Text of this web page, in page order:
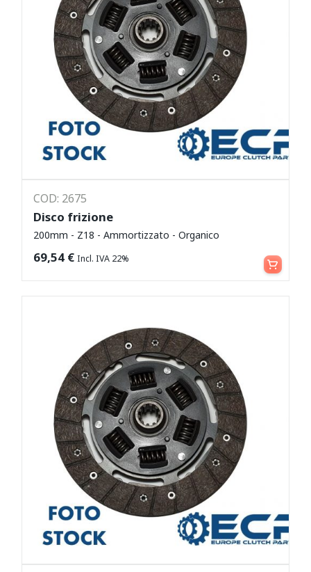
COD: 2675
Disco frizione
200mm - Z18 - Ammortizzato - Organico
69,54 € Incl. IVA 22% Leggi tutto